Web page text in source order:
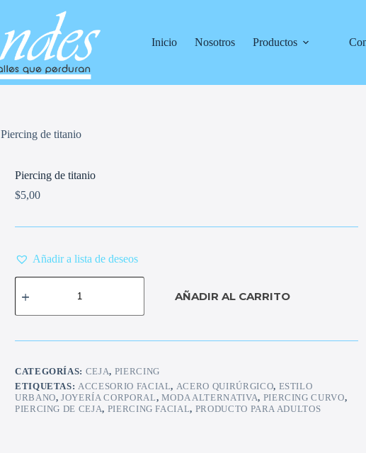
Inicio
Nosotros Productos
Piercing de titanio
Piercing de titanio
$5,00
Añadir a lista de deseos
Piercing
de
cantidad
AÑADIR AL CARRITO
CATEGORÍAS: CEJA, PIERCING
ETIQUETAS:ACCESORIO FACIAL, ACERO QUIRÚRGICO, ESTILO
URBANO,JOYERÍA CORPORAL, MODA ALTERNATIVA, PIERCING CURVO,
PIERCING DE CEJA, PIERCING FACIAL, PRODUCTO PARA ADULTOS